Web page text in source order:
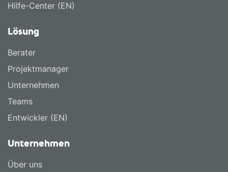
Hilfe-Center (EN)
Lösung
Berater
Projektmanager
Unternehmen
Teams
Entwickler (EN)
Unternehmen
Über uns